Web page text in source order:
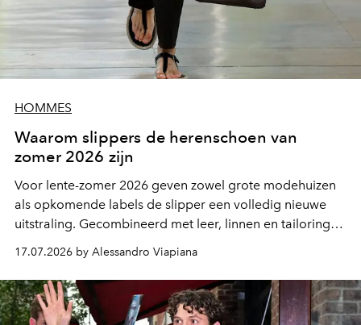
HOMMES
Waarom slippers de herenschoen van
zomer 2026 zijn
Voor lente-zomer 2026 geven zowel grote modehuizen
als opkomende labels de slipper een volledig nieuwe
uitstraling. Gecombineerd met leer, linnen en tailoring
groeit hij uit tot een opvallend mode-item dat niemand
onverschillig laat.
17.07.2026 by Alessandro Viapiana